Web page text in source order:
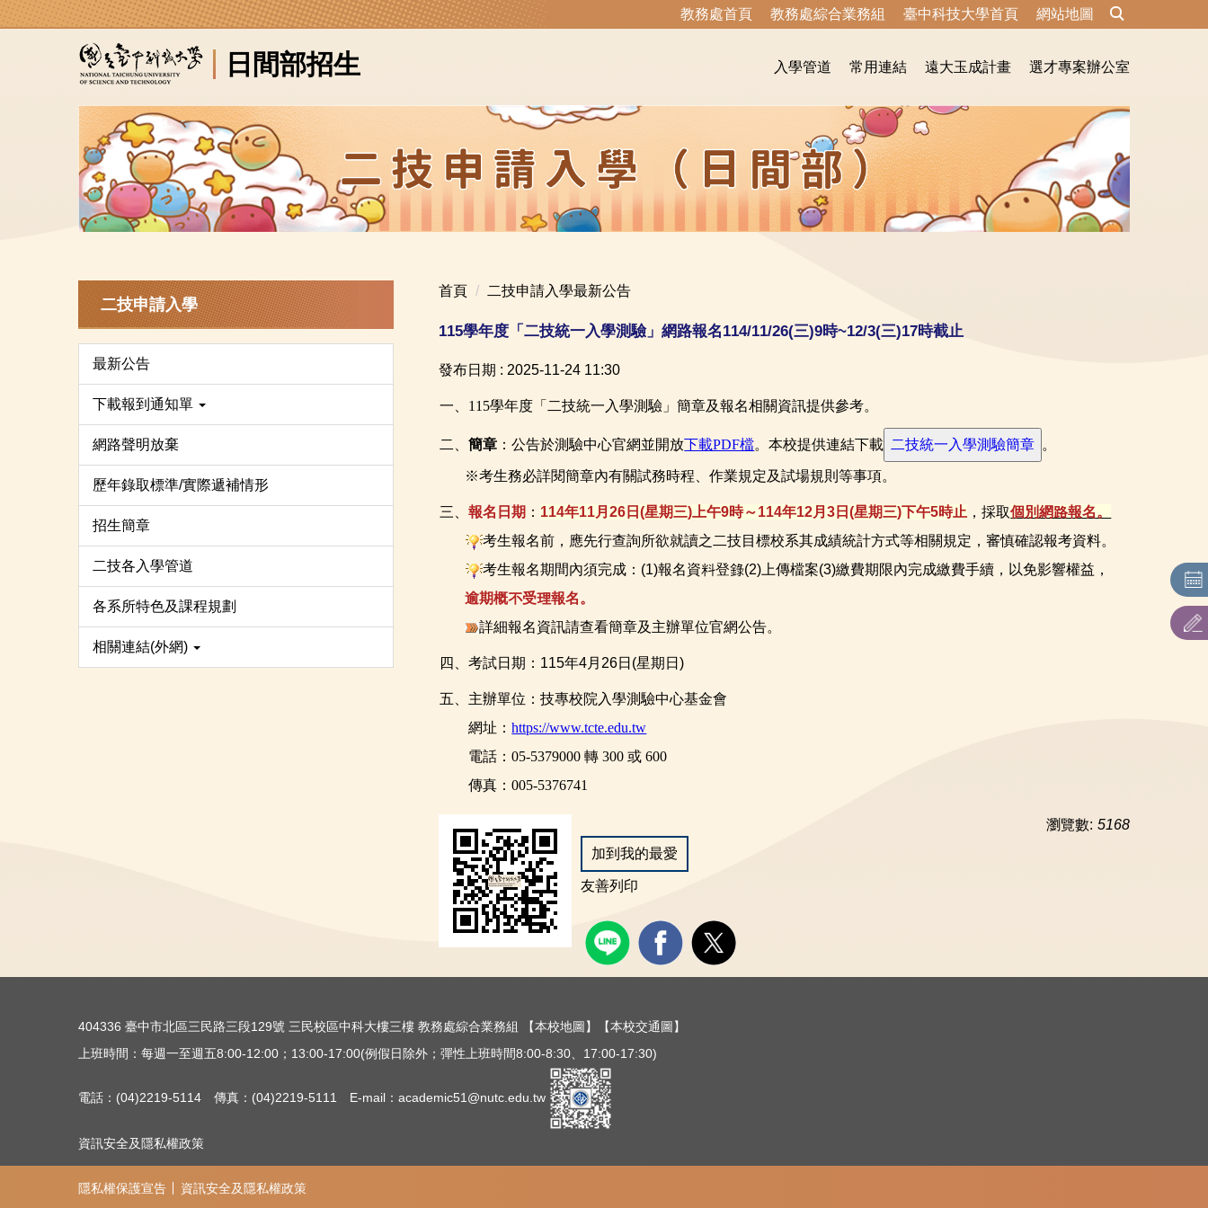
跳
日間部招生
教務處首頁 教務處綜合業務組 臺中科技大學首頁 網站地圖
入學管道 常用連結 遠大玉成計畫 選才專案辦公室
二技申請入學
最新公告
下載報到通知單
網路聲明放棄
歷年錄取標準/實際遞補情形
招生簡章
二技各入學管道
各系所特色及課程規劃
相關連結(外網)
首頁 二技申請入學最新公告
115學年度「二技統一入學測驗」網路報名114/11/26(三)9時~12/3(三)17時截止
發布日期 : 2025-11-24 11:30
一、115學年度「二技統一入學測驗」簡章及報名相關資訊提供參考。
二、簡章 ：公告於測驗中心官網並開放下載PDF檔。本校提供連結下載 。
※考生務必詳閱簡章內有關試務時程、作業規定及試場規則等事項。
三、報名日期 ： 114年11月26日(星期三)上午9時～114年12月3日(星期三)下午5時止 ，採取個別網路報名。
考生報名前，應先行查詢所欲就讀之二技目標校系其成績統計方式等相關規定，審慎確認報考資料。
考生報名期間內須完成：(1)報名資料登錄(2)上傳檔案(3)繳費期限內完成繳費手續 ，以免影響權益，
逾期概不受理報名。
詳細報名資訊請查看簡章及主辦單位官網公告。
四、考試日期：115年4月26日(星期日)
五、主辦單位：技專校院入學測驗中心基金會
網址：https://www.tcte.edu.tw
電話：05-5379000 轉 300 或 600
傳真：005-5376741
瀏覽數: 5168
加到我的最愛
友善列印
404336 臺中市北區三民路三段129號 三民校區中科大樓三樓 教務處綜合業務組 【本校地圖】
【本校交通圖】
上班時間：每週一至週五8:00-12:00；13:00-17:00(例假日除外；彈性上班時間8:00-8:30、17:00-17:30)
電話：(04)2219-5114 傳真：(04)2219-5111 E-mail：academic51@nutc.edu.tw
資訊安全及隱私權政策
隱私權保護宣告 資訊安全及隱私權政策